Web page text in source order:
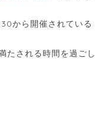
から開催されている
たされる時間を過ごし